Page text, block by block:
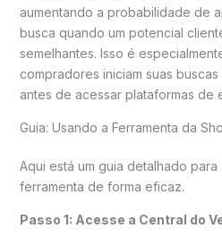
aumentando a probabilidade de
busca quando um potencial
semelhantes. Isso é
compradores iniciam suas
antes de acessar plataformas de
Guia: Usando a Ferramenta da
Aqui está um guia detalhado
ferramenta de forma eficaz.
Passo 1: Acesse a Central do